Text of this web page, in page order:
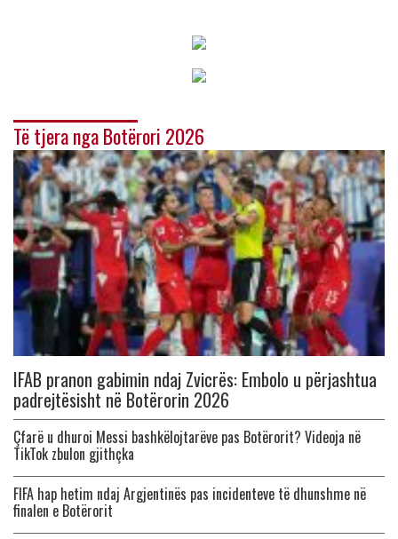
Të tjera nga Botërori 2026
IFAB pranon gabimin ndaj Zvicrës: Embolo u përjashtua
padrejtësisht në Botërorin 2026
Çfarë u dhuroi Messi bashkëlojtarëve pas Botërorit? Videoja në
TikTok zbulon gjithçka
FIFA hap hetim ndaj Argjentinës pas incidenteve të dhunshme në
finalen e Botërorit